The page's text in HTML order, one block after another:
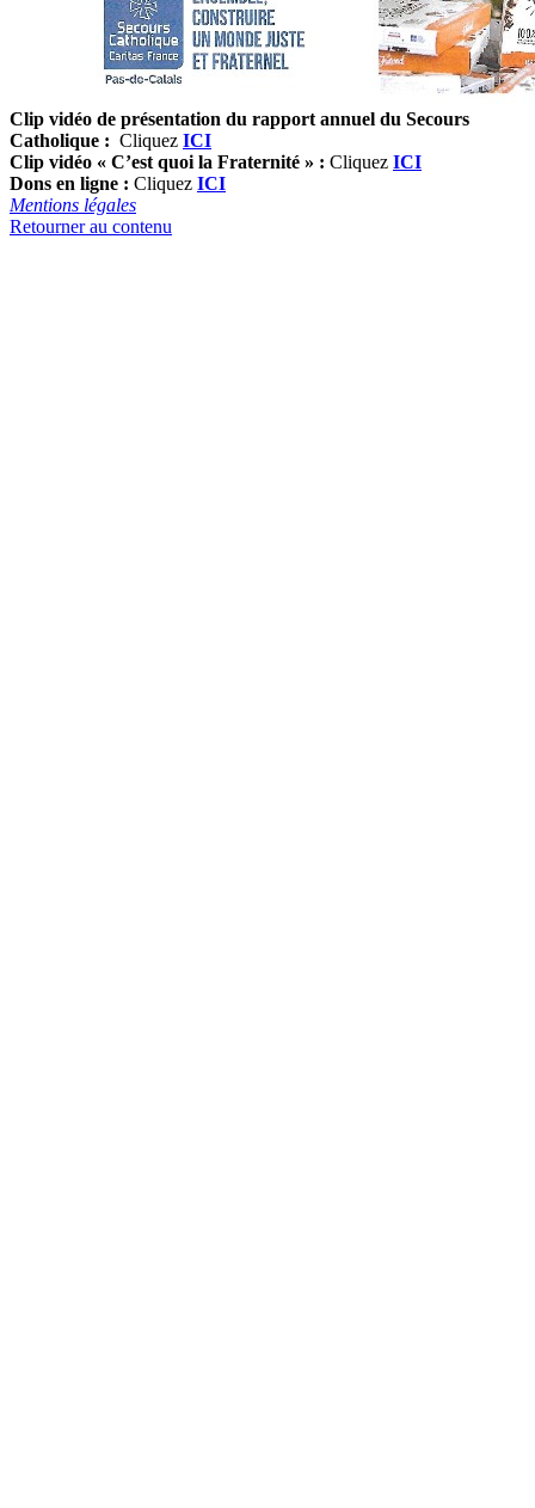
Clip vidéo de présentation du rapport annuel du Secours
Catholique : Cliquez ICI
Clip vidéo « C’est quoi la Fraternité » : Cliquez ICI
Dons en ligne : Cliquez ICI
Mentions légales
Retourner au contenu